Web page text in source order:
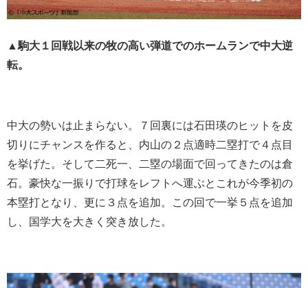
▲駒大１回戦以来の牧の高い弾道でのホームランで中大逆
転。
中大の勢いは止まらない。７回裏には石田瑛のヒットを皮
切りにチャンスを作ると、内山の２点適時二塁打で４点目
を挙げた。そして二死一、二塁の場面で回ってきたのは倉
石。豪快な一振りで打球をレフトへ運ぶとこれが今季初の
本塁打となり、更に３点を追加。この回で一挙５点を追加
し、国学大を大きく突き放した。